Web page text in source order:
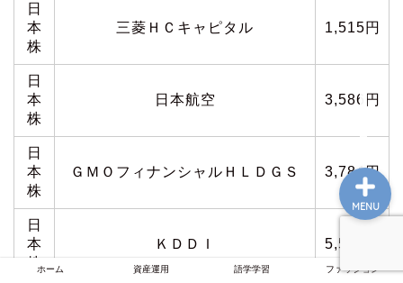
日
本
株
三菱ＨＣキャピタル 1,515円
日
本
株
日本航空 3,586円
日
本
株
ＧＭＯフィナンシャルＨＬＤＧＳ 3,784円
日
本
株
ＫＤＤＩ 5,578円
ホーム 資産運用 語学学習 ファッション
MENU
ファッション